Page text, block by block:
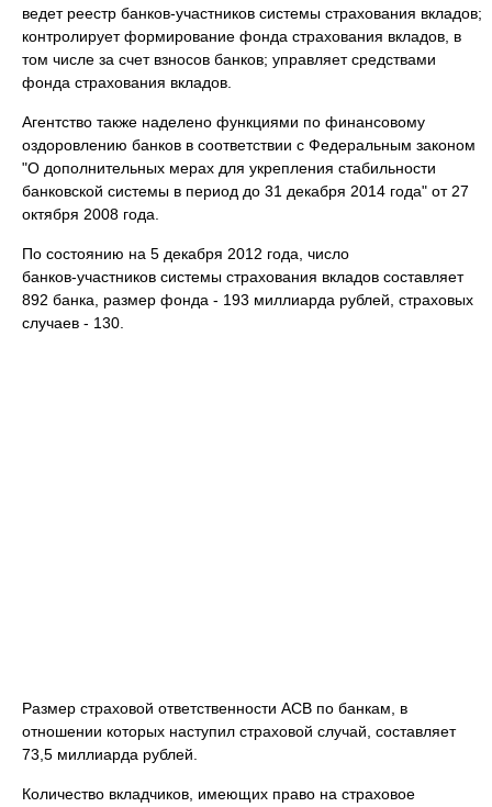
ведет реестр банков‑участников системы страхования вкладов;
контролирует формирование фонда страхования вкладов, в
том числе за счет взносов банков; управляет средствами
фонда страхования вкладов.
Агентство также наделено функциями по финансовому
оздоровлению банков в соответствии с Федеральным законом
"О дополнительных мерах для укрепления стабильности
банковской системы в период до 31 декабря 2014 года" от 27
октября 2008 года.
По состоянию на 5 декабря 2012 года, число
банков‑участников системы страхования вкладов составляет
892 банка, размер фонда - 193 миллиарда рублей, страховых
случаев - 130.
Размер страховой ответственности АСВ по банкам, в
отношении которых наступил страховой случай, составляет
73,5 миллиарда рублей.
Количество вкладчиков, имеющих право на страховое